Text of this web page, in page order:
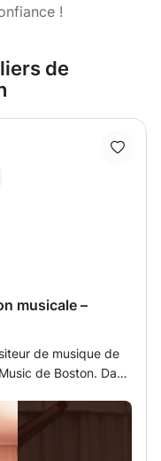
!
de
musicale –
de musique de
de Boston. Dans
de
technologie et